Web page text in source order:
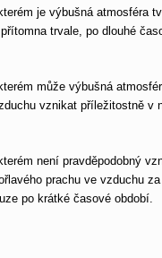
je výbušná atmosféra
trvale, po dlouhé
může výbušná
vznikat příležitostně v
není pravděpodobný
prachu ve vzduchu
po krátké časové období.